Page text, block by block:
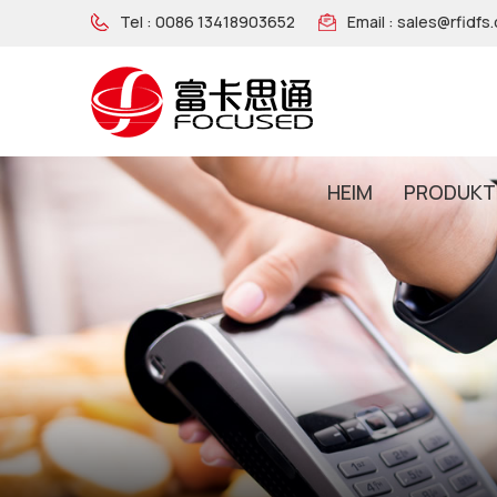
Tel : 0086 13418903652 Email :
HEIM